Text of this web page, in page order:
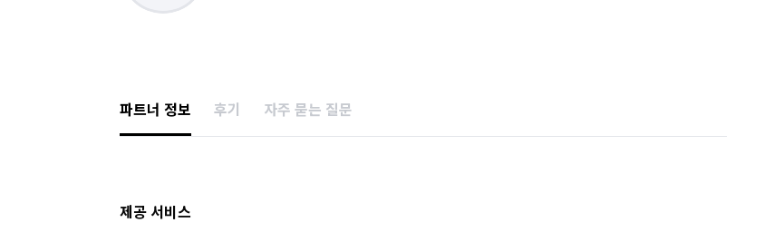
파트너 정보 후기 자주 묻는 질문
제공 서비스